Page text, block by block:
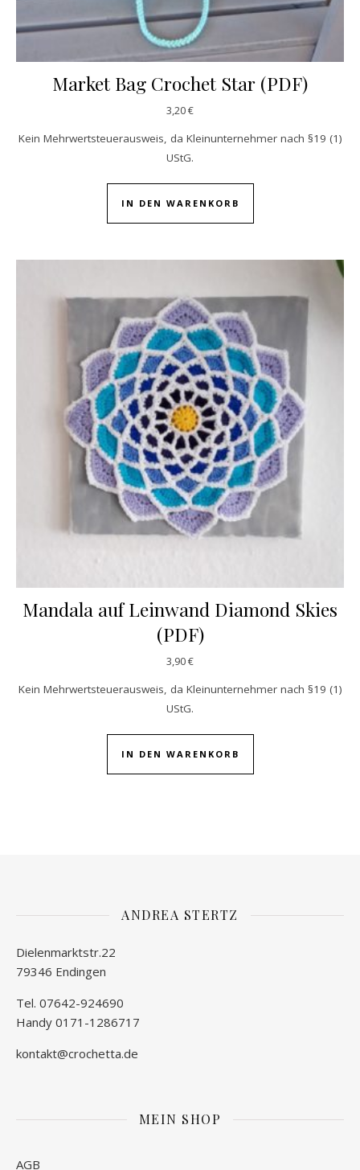
Market Bag Crochet Star (PDF)
3,20€
Kein Mehrwertsteuerausweis, da Kleinunternehmer nach §19 (1)
UStG.
IN DEN WARENKORB
Mandala auf Leinwand Diamond Skies
(PDF)
3,90€
Kein Mehrwertsteuerausweis, da Kleinunternehmer nach §19 (1)
UStG.
IN DEN WARENKORB
ANDREA STERTZ
Dielenmarktstr.22
79346 Endingen
Tel. 07642-924690
Handy 0171-1286717
kontakt@crochetta.de
MEIN SHOP
AGB